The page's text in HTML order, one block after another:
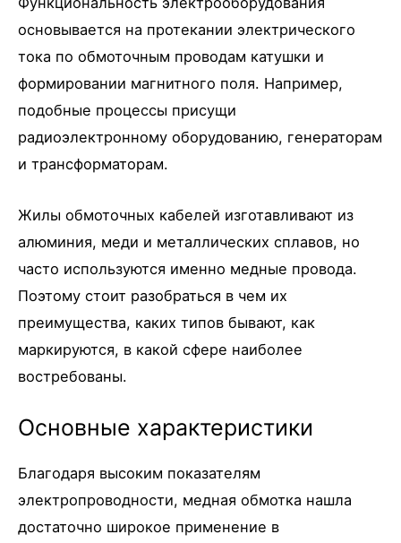
основывается на протекании электрического
тока по обмоточным проводам катушки и
формировании магнитного поля. Например,
подобные процессы присущи
радиоэлектронному оборудованию, генераторам
и трансформаторам.
Жилы обмоточных кабелей изготавливают из
алюминия, меди и металлических сплавов, но
часто используются именно медные провода.
Поэтому стоит разобраться в чем их
преимущества, каких типов бывают, как
маркируются, в какой сфере наиболее
востребованы.
Основные характеристики
Благодаря высоким показателям
электропроводности, медная обмотка нашла
достаточно широкое применение в